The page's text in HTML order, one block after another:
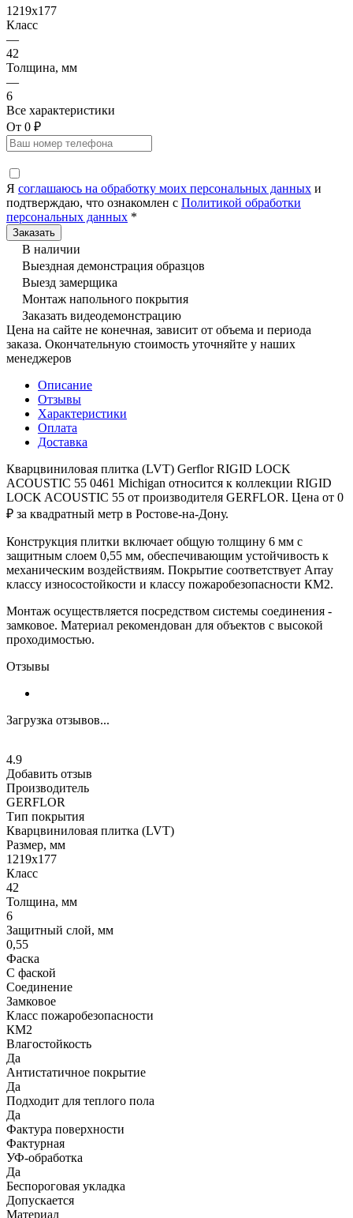
1219x177
Класс
—
42
Толщина, мм
—
6
Все характеристики
От 0 ₽
Я соглашаюсь на обработку моих персональных данных и
подтверждаю, что ознакомлен с Политикой обработки
персональных данных *
В наличии
Выездная демонстрация образцов
Выезд замерщика
Монтаж напольного покрытия
Заказать видеодемонстрацию
Цена на сайте не конечная, зависит от объема и периода
заказа. Окончательную стоимость уточняйте у наших
менеджеров
Описание
Отзывы
Характеристики
Оплата
Доставка
Кварцвиниловая плитка (LVT) Gerflor RIGID LOCK
ACOUSTIC 55 0461 Michigan относится к коллекции RIGID
LOCK ACOUSTIC 55 от производителя GERFLOR. Цена от 0
₽ за квадратный метр в Ростове-на-Дону.
Конструкция плитки включает общую толщину 6 мм с
защитным слоем 0,55 мм, обеспечивающим устойчивость к
механическим воздействиям. Покрытие соответствует Array
классу износостойкости и классу пожаробезопасности КМ2.
Монтаж осуществляется посредством системы соединения -
замковое. Материал рекомендован для объектов с высокой
проходимостью.
Отзывы
Загрузка отзывов...
4.9
Добавить отзыв
Производитель
GERFLOR
Тип покрытия
Кварцвиниловая плитка (LVT)
Размер, мм
1219x177
Класс
42
Толщина, мм
6
Защитный слой, мм
0,55
Фаска
С фаской
Соединение
Замковое
Класс пожаробезопасности
КМ2
Влагостойкость
Да
Антистатичное покрытие
Да
Подходит для теплого пола
Да
Фактура поверхности
Фактурная
УФ-обработка
Да
Беспороговая укладка
Допускается
Материал